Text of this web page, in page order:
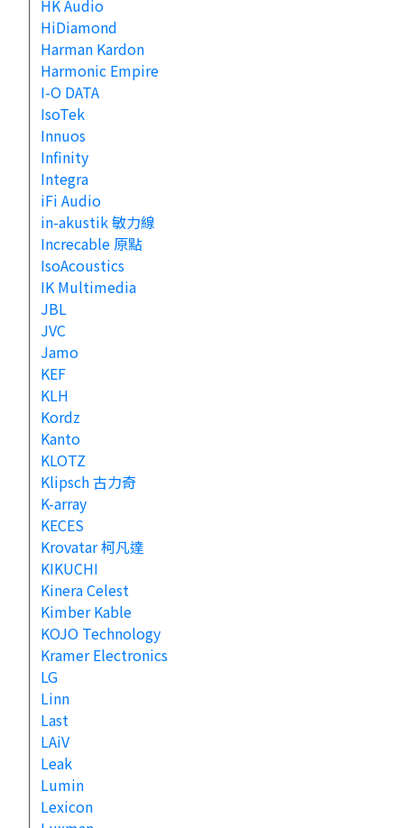
HK Audio
HiDiamond
Harman Kardon
Harmonic Empire
I-O DATA
IsoTek
Innuos
Infinity
Integra
iFi Audio
in-akustik 敏力線
Increcable 原點
IsoAcoustics
IK Multimedia
JBL
JVC
Jamo
KEF
KLH
Kordz
Kanto
KLOTZ
Klipsch 古力奇
K-array
KECES
Krovatar 柯凡達
KIKUCHI
Kinera Celest
Kimber Kable
KOJO Technology
Kramer Electronics
LG
Linn
Last
LAiV
Leak
Lumin
Lexicon